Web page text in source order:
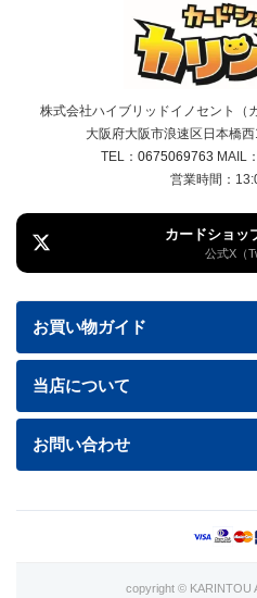
株式会社ハイブリッドイノセント（
大阪府大阪市浪速区日本橋
TEL： 0675069763 MAIL
営業時間：
カードショッ
公式X（
お買い物ガイド
お買い物ガイド
送料・配送について
お支払い方法
当店について
特定商取引法に基づく表記
お問い合わせ
copyright © KARINTOU